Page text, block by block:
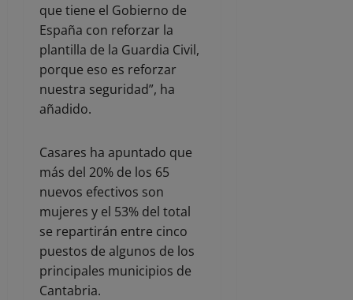
que tiene el Gobierno de
España con reforzar la
plantilla de la Guardia Civil,
porque eso es reforzar
nuestra seguridad”, ha
añadido.
Casares ha apuntado que
más del 20% de los 65
nuevos efectivos son
mujeres y el 53% del total
se repartirán entre cinco
puestos de algunos de los
principales municipios de
Cantabria.